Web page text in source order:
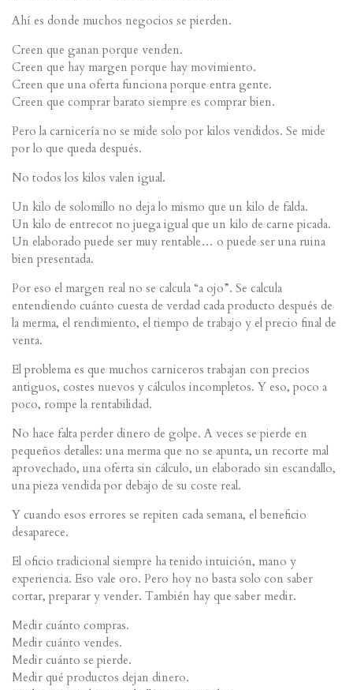
Ahí es donde muchos negocios se pierden.
Creen que ganan porque venden.
Creen que hay margen porque hay movimiento.
Creen que una oferta funciona porque entra gente.
Creen que comprar barato siempre es comprar bien.
Pero la carnicería no se mide solo por kilos vendidos. Se mide
por lo que queda después.
No todos los kilos valen igual.
Un kilo de solomillo no deja lo mismo que un kilo de falda.
Un kilo de entrecot no juega igual que un kilo de carne picada.
Un elaborado puede ser muy rentable… o puede ser una ruina
bien presentada.
Por eso el margen real no se calcula “a ojo”. Se calcula
entendiendo cuánto cuesta de verdad cada producto después de
la merma, el rendimiento, el tiempo de trabajo y el precio final de
venta.
El problema es que muchos carniceros trabajan con precios
antiguos, costes nuevos y cálculos incompletos. Y eso, poco a
poco, rompe la rentabilidad.
No hace falta perder dinero de golpe. A veces se pierde en
pequeños detalles: una merma que no se apunta, un recorte mal
aprovechado, una oferta sin cálculo, un elaborado sin escandallo,
una pieza vendida por debajo de su coste real.
Y cuando esos errores se repiten cada semana, el beneficio
desaparece.
El oficio tradicional siempre ha tenido intuición, mano y
experiencia. Eso vale oro. Pero hoy no basta solo con saber
cortar, preparar y vender. También hay que saber medir.
Medir cuánto compras.
Medir cuánto vendes.
Medir cuánto se pierde.
Medir qué productos dejan dinero.